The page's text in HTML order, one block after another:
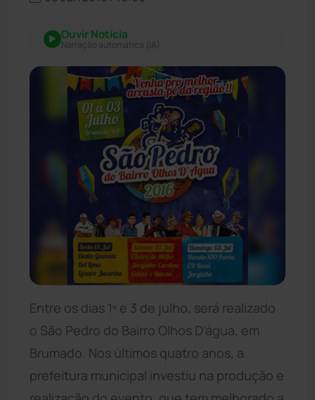
Ouvir Notícia
Narração automática (IA)
Entre os dias 1º e 3 de julho, será realizado
o São Pedro do Bairro Olhos D’água, em
Brumado. Nos últimos quatro anos, a
prefeitura municipal investiu na produção e